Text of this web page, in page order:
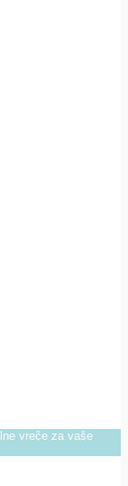
vreče za vaše